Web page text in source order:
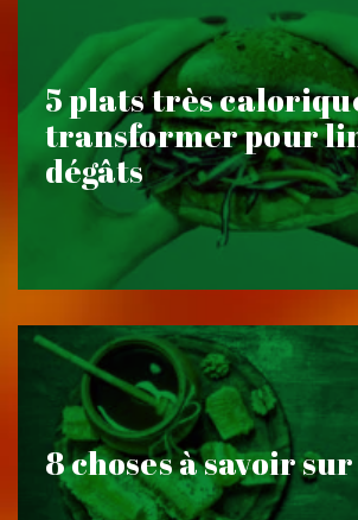
5 plats très
transformer pour
dégâts
8 choses à savoir